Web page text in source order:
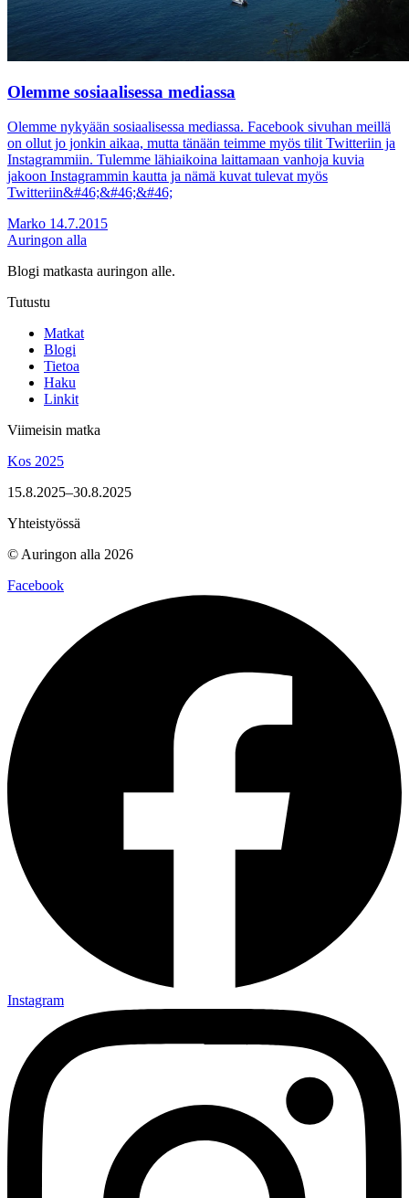
Olemme sosiaalisessa mediassa
Olemme nykyään sosiaalisessa mediassa. Facebook sivuhan meillä
on ollut jo jonkin aikaa, mutta tänään teimme myös tilit Twitteriin ja
Instagrammiin. Tulemme lähiaikoina laittamaan vanhoja kuvia
jakoon Instagrammin kautta ja nämä kuvat tulevat myös
Twitteriin&#46;&#46;&#46;
Marko 14.7.2015
Auringon alla
Blogi matkasta auringon alle.
Tutustu
Matkat
Blogi
Tietoa
Haku
Linkit
Viimeisin matka
Kos 2025
15.8.2025–30.8.2025
Yhteistyössä
© Auringon alla 2026
Facebook
Instagram